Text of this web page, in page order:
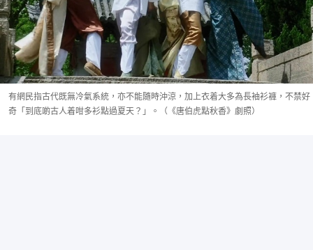
有網民指古代既無冷氣系統，亦不能隨時沖涼，加上衣着大多為長袖衫褲，不禁好
奇「到底啲古人着咁多衫點過夏天？」。（《唐伯虎點秋香》劇照）